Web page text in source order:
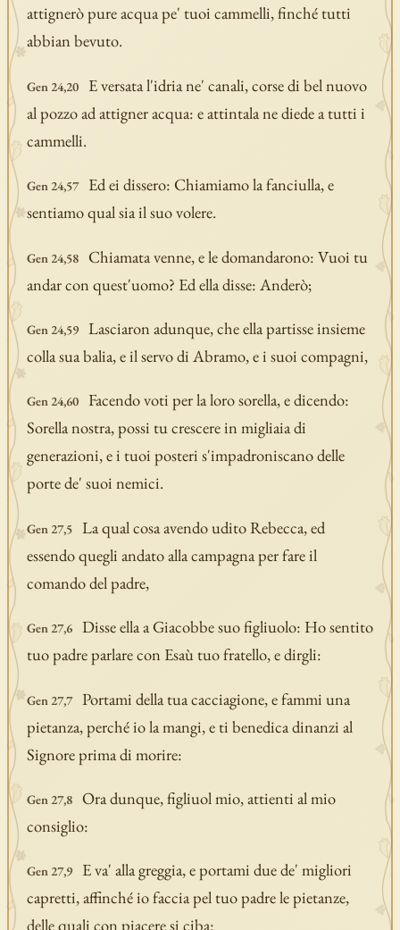
attignerò pure acqua pe' tuoi cammelli, finché tutti
abbian bevuto.
Gen 24,20
E versata l'idria ne' canali, corse di bel nuovo
al pozzo ad attigner acqua: e attintala ne diede a tutti i
cammelli.
Gen 24,57
Ed ei dissero: Chiamiamo la fanciulla, e
sentiamo qual sia il suo volere.
Gen 24,58
Chiamata venne, e le domandarono: Vuoi tu
andar con quest'uomo? Ed ella disse: Anderò;
Gen 24,59
Lasciaron adunque, che ella partisse insieme
colla sua balia, e il servo di Abramo, e i suoi compagni,
Gen 24,60
Facendo voti per la loro sorella, e dicendo:
Sorella nostra, possi tu crescere in migliaia di
generazioni, e i tuoi posteri s'impadroniscano delle
porte de' suoi nemici.
Gen 27,5
La qual cosa avendo udito Rebecca, ed
essendo quegli andato alla campagna per fare il
comando del padre,
Gen 27,6
Disse ella a Giacobbe suo figliuolo: Ho sentito
tuo padre parlare con Esaù tuo fratello, e dirgli:
Gen 27,7
Portami della tua cacciagione, e fammi una
pietanza, perché io la mangi, e ti benedica dinanzi al
Signore prima di morire:
Gen 27,8
Ora dunque, figliuol mio, attienti al mio
consiglio:
Gen 27,9
E va' alla greggia, e portami due de' migliori
capretti, affinché io faccia pel tuo padre le pietanze,
delle quali con piacere si ciba: